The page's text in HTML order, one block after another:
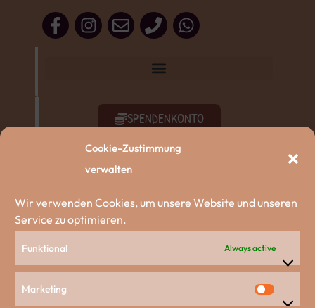
Cookie-Zustimmung
verwalten
Wir verwenden Cookies, um unsere Website und unseren
Service zu optimieren.
Funktional Always active
Marketing
SPENDENKONTO
SACHSPENDEN
ZU DEN HUNDEN
Unsere Partnerschaften